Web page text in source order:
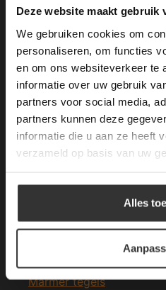
Deze website maakt gebruik
We gebruiken cookies om
personaliseren, om functies
en om ons websiteverkeer te
informatie over uw gebruik
partners voor social media,
partners kunnen deze
informatie die u aan ze heeft
verzameld op basis van uw
Alles
Merken
Natuursteen vloeren
Terrastegels
Leisteen terrastegels
Marmer vloer
Marmer tegels
This Cookie Banner
longer working.
Deze website
gebruikerservaring
gebruik te maken van
toestemming
overeenstemming met
ALLES
ALLES
DETAILS